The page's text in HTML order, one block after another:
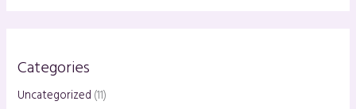
Categories
Uncategorized (11)